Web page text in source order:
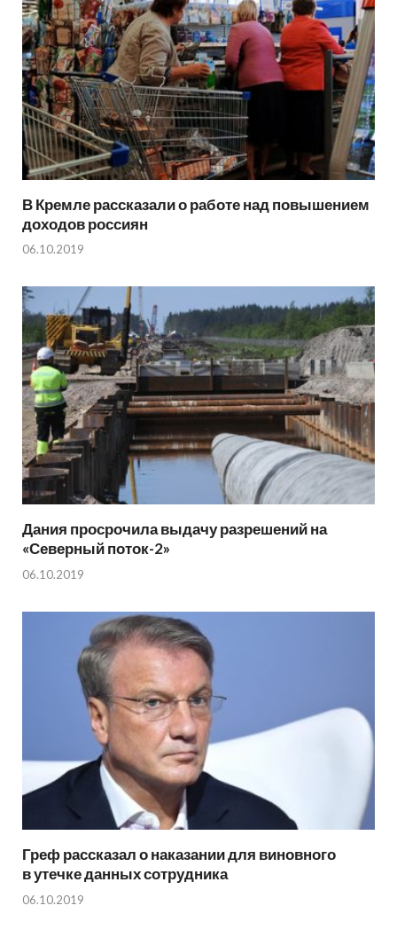
В Кремле рассказали о работе над повышением
доходов россиян
06.10.2019
Дания просрочила выдачу разрешений на
«Северный поток-2»
06.10.2019
Греф рассказал о наказании для виновного
в утечке данных сотрудника
06.10.2019